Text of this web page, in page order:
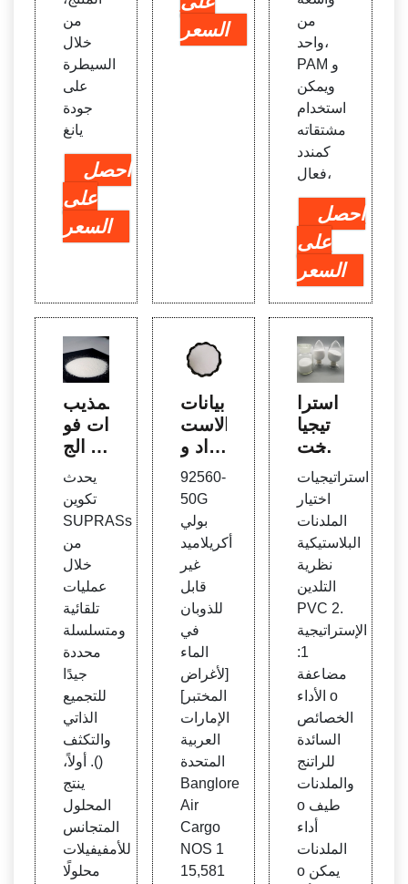
من
خلال
السيطرة
على
جودة
يانغ
احصل
على
السعر
السعر
من
واحد،
PAM و
ويمكن
استخدام
مشتقاته
كمندد
فعال،
احصل
على
السعر
المذيب
ات فو
ق الج
لكيميا
ء الخ
- Sci
ence
Direc
t
يحدث
تكوين
SUPRASs
من
خلال
عمليات
تلقائية
ومتسلسلة
محددة
جيدًا
للتجميع
الذاتي
والتكثف
(). أولاً،
ينتج
المحلول
المتجانس
للأمفيفيلات
محلولًا
بيانات
الاست
يراد و
سعر
3908
9090
| Zau
ba
92560-
50G
بولي
أكريلاميد
غير
قابل
للذوبان
في
الماء
[لأغراض
المختبر]
الإمارات
العربية
المتحدة
Banglore
Air
Cargo
NOS 1
15,581
استرا
تيجيا
ت اخت
يار ال
ملدنا
ت الب
لاستي
كية |
مورد
العام
ل الكي
ميائي
استراتيجيات
اختيار
الملدنات
البلاستيكية
نظرية
التلدين
PVC 2.
الإستراتيجية
1:
مضاعفة
الأداء o
الخصائص
السائدة
للراتنج
والملدنات
o طيف
أداء
الملدنات
o يمكن